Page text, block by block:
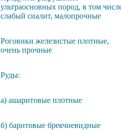
ультраосновных пород, в том
слабый сиалит, малопрочные
Роговики железистые плотные,
очень прочные
Руды:
а) ашаритовые плотные
б) баритовые брекчиевидные